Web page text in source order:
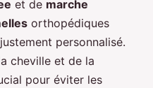
et de marche
orthopédiques
personnalisé.
cheville et de la
pour éviter les